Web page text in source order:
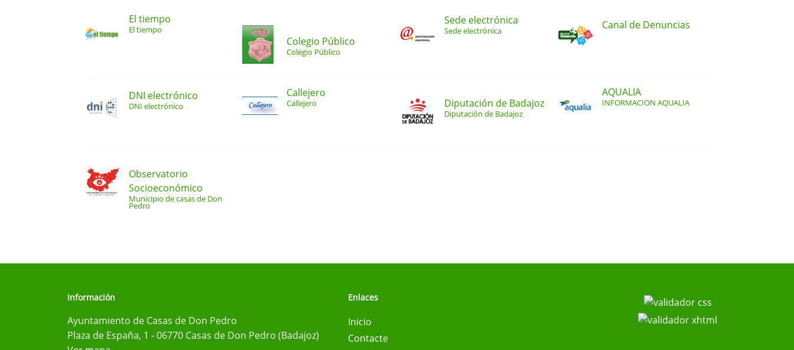
El tiempo
El tiempo
Colegio Público
Colegio Público
Sede electrónica
Sede electrónica Canal de Denuncias
DNI electrónico
DNI electrónico
Callejero
Callejero Diputación de Badajoz
Diputación de Badajoz
AQUALIA
INFORMACION AQUALIA
Observatorio
Socioeconómico
Municipio de casas de Don
Pedro
Información
Ayuntamiento de Casas de Don Pedro
Plaza de España, 1 - 06770 Casas de Don Pedro (Badajoz)
Enlaces
Inicio
Contacte